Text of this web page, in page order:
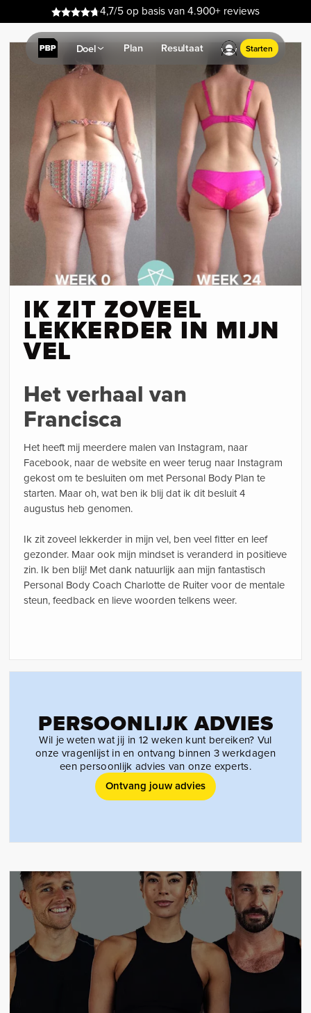
4,7/5 op basis van 4.900+ reviews
Doel Plan Resultaat Starten
IK ZIT ZOVEEL
LEKKERDER IN MIJN
VEL
Het verhaal van
Francisca
Het heeft mij meerdere malen van Instagram, naar
Facebook, naar de website en weer terug naar Instagram
gekost om te besluiten om met Personal Body Plan te
starten. Maar oh, wat ben ik blij dat ik dit besluit 4
augustus heb genomen.
Ik zit zoveel lekkerder in mijn vel, ben veel fitter en leef
gezonder. Maar ook mijn mindset is veranderd in positieve
zin. Ik ben blij! Met dank natuurlijk aan mijn fantastisch
Personal Body Coach Charlotte de Ruiter voor de mentale
steun, feedback en lieve woorden telkens weer.
PERSOONLIJK ADVIES
Wil je weten wat jij in 12 weken kunt bereiken? Vul
onze vragenlijst in en ontvang binnen 3 werkdagen
een persoonlijk advies van onze experts.
Ontvang jouw advies